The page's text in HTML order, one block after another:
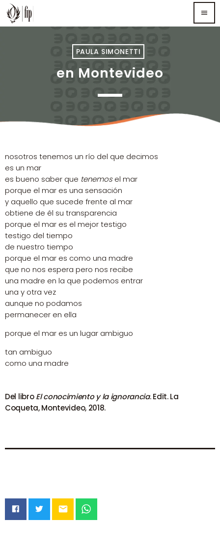
menu
Sorry, there is nothing for the moment.
PAULA SIMONETTI
en Montevideo
nosotros tenemos un río del que decimos
es un mar
es bueno saber que tenemosel mar
porque el mar es una sensación
y aquello que sucede frente al mar
obtiene de él su transparencia
porque el mar es el mejor testigo
testigo del tiempo
de nuestro tiempo
porque el mar es como una madre
que no nos espera pero nos recibe
una madre en la que podemos entrar
una y otra vez
aunque no podamos
permanecer en ella
porque el mar es un lugar ambiguo
tan ambiguo
como una madre
Del libroEl conocimiento y la ignorancia. Edit. La
Coqueta, Montevideo, 2018.
email